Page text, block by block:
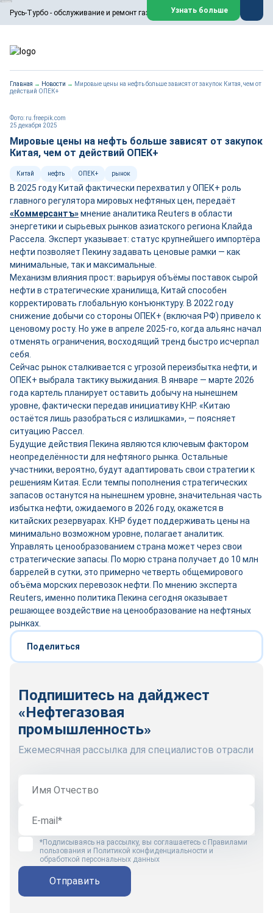
Русь-Турбо - обслуживание и ремонт газовых паровых турбин
ООО «Русь-Турбо» занимается сервисом газовых и паровых
турбин, комплексным ремонтом, восстановлением,
техническим обслуживанием оборудования ТЭС,
работают на нефтегазовых, нефтехимических,
металлургических и других предприятиях.
Реклама. ООО «Русь-Турбо», ИНН 7802588950
erid: F7NfYUJCUneVdwPs4znf
Узнать больше
Главная → Новости → Мировые цены на нефть больше зависят от закупок Китая, чем от
действий ОПЕК+
25 декабря 2025
Фото: ru.freepik.com
Мировые цены на нефть больше зависят от закупок
Китая, чем от действий ОПЕК+
Китай нефть ОПЕК+ рынок
В 2025 году Китай фактически перехватил у ОПЕК+ роль
главного регулятора мировых нефтяных цен, передаёт
«Коммерсантъ»мнение аналитика Reuters в области
энергетики и сырьевых рынков азиатского региона Клайда
Рассела. Эксперт указывает: статус крупнейшего импортёра
нефти позволяет Пекину задавать ценовые рамки — как
минимальные, так и максимальные.
Механизм влияния прост: варьируя объёмы поставок сырой
нефти в стратегические хранилища, Китай способен
корректировать глобальную конъюнктуру. В 2022 году
снижение добычи со стороны ОПЕК+ (включая РФ) привело к
ценовому росту. Но уже в апреле 2025‑го, когда альянс начал
отменять ограничения, восходящий тренд быстро исчерпал
себя.
Сейчас рынок сталкивается с угрозой переизбытка нефти, и
ОПЕК+ выбрала тактику выжидания. В январе — марте 2026
года картель планирует оставить добычу на нынешнем
уровне, фактически передав инициативу КНР. «Китаю
остаётся лишь разобраться с излишками», — поясняет
ситуацию Рассел.
Будущие действия Пекина являются ключевым фактором
неопределённости для нефтяного рынка. Остальные
участники, вероятно, будут адаптировать свои стратегии к
решениям Китая. Если темпы пополнения стратегических
запасов останутся на нынешнем уровне, значительная часть
избытка нефти, ожидаемого в 2026 году, окажется в
китайских резервуарах. КНР будет поддерживать цены на
минимально возможном уровне, полагает аналитик.
Управлять ценообразованием страна может через свои
стратегические запасы. По морю страна получает до 10 млн
баррелей в сутки, это примерно четверть общемирового
объёма морских перевозок нефти. По мнению эксперта
Reuters, именно политика Пекина сегодня оказывает
решающее воздействие на ценообразование на нефтяных
рынках.
Поделиться
Подпишитесь на дайджест
«Нефтегазовая
промышленность»
Ежемесячная рассылка для специалистов отрасли
*Подписываясь на рассылку, вы соглашаетесь с Правилами
пользования и Политикой конфиденциальности и
обработкой персональных данных
Отправить